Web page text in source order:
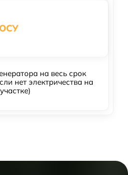
на весь срок
нет электричества на
участке)